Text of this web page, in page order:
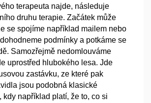
terapeuta najde, následuje
druhu terapie. Začátek může
se spojíme například mailem nebo
podmínky a potkáme se
Samozřejmě nedomlouváme
uprostřed hlubokého lesa. Jde
zastávku, ze které pak
jsou podobná klasické
kdy například platí, že to, co si